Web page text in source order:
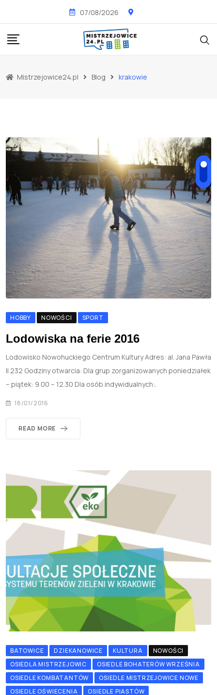
content
07/08/2026
Mistrzejowice24.pl Blog krakowie
HOBBY NOWOŚCI SPORT
Lodowiska na ferie 2016
Lodowisko Nowohuckiego Centrum Kultury Adres: al. Jana Pawła
II 232 Godziny otwarcia: Dla grup zorganizowanych poniedziałek
– piątek: 9.00 – 12.30 Dla osób indywidualnych:.
18/01/2016
READ MORE
BATOWICE DZIEKANOWICE KULTURA
NOWOŚCI
OSIEDLA MISTRZEJOWIC
OSIEDLE BOHATERÓW WRZEŚNIA
OSIEDLE KOMBATANTÓW
OSIEDLE MISTRZEJOWICE NOWE
OSIEDLE OŚWIECENIA
OSIEDLE PIASTÓW